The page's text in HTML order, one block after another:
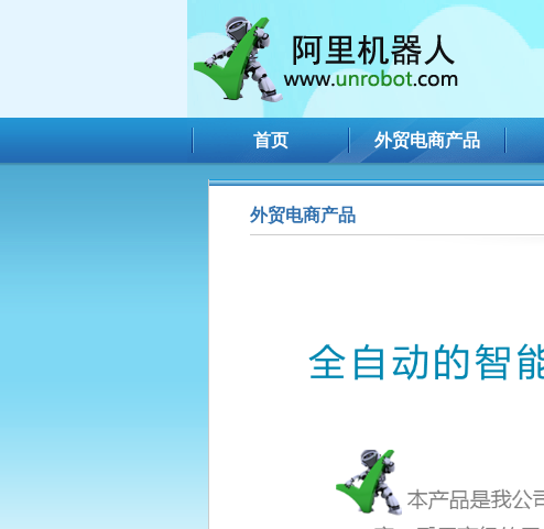
首页 外贸电商产品
外贸电商产品